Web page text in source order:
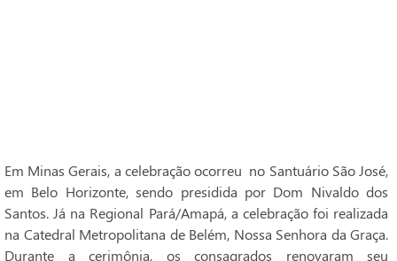
Em Minas Gerais, a celebração ocorreu no Santuário São José,
em Belo Horizonte, sendo presidida por Dom Nivaldo dos
Santos. Já na Regional Pará/Amapá, a celebração foi realizada
na Catedral Metropolitana de Belém, Nossa Senhora da Graça.
Durante a cerimônia, os consagrados renovaram seu